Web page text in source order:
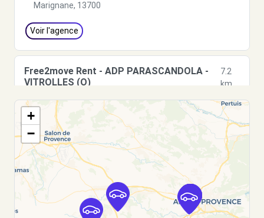
Marignane, 13700
Voir l'agence
Free2move Rent - ADP PARASCANDOLA -
VITROLLES (O)
7.2
km
7 RUE DE MADRID
VITROLLES, 13127
Voir l'agence
Free2move Rent - APS VITROLLES -
VITROLLES (P)
88 BOULEVARD DE L'EUROPE
+
−